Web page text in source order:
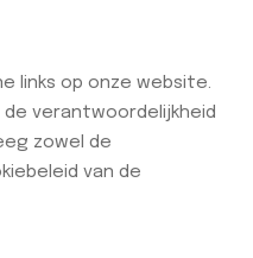
links op onze website.
de verantwoordelijkheid
zowel de
van de